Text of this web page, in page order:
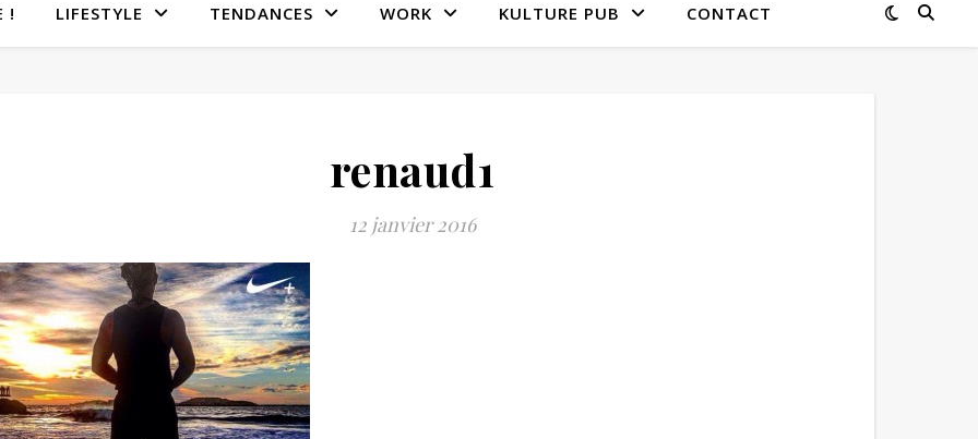
! LIFESTYLE TENDANCES WORK KULTURE PUB CONTACT
renaud1
12 janvier 2016